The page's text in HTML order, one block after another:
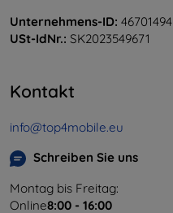
Unternehmens-ID: 46701494
USt-IdNr.: SK2023549671
Kontakt
info@top4mobile.eu
Schreiben Sie uns
Montag bis Freitag:
Online8:00 - 16:00